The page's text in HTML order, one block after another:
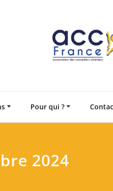
Pour qui ?
2024